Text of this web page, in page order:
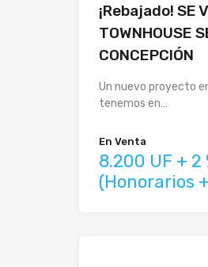
¡Rebajado! SE
TOWNHOUSE
CONCEPCIÓN
Un nuevo proyecto
tenemos en…
En Venta
8.200 UF + 2
(Honorarios